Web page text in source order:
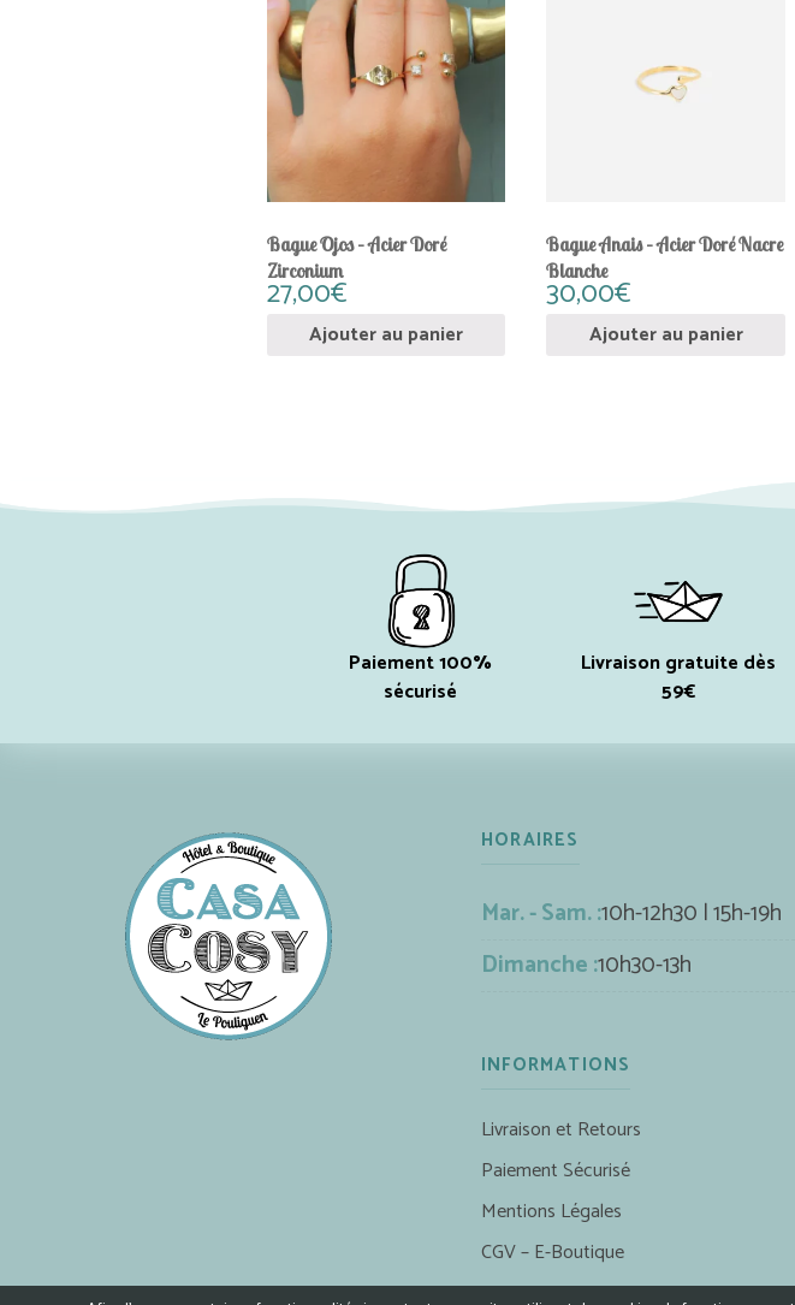
Bague Ojos – Acier Doré
Zirconium
27,00€
Ajouter au panier
Bague Anais – Acier Doré Nacre
Blanche
30,00€
Ajouter au panier
Paiement 100%
sécurisé
Livraison gratuite dès
59€
HORAIRES
Mar. - Sam. :10h-12h30 | 15h-19h
Dimanche :10h30-13h
INFORMATIONS
Livraison et Retours
Paiement Sécurisé
Mentions Légales
CGV – E-Boutique